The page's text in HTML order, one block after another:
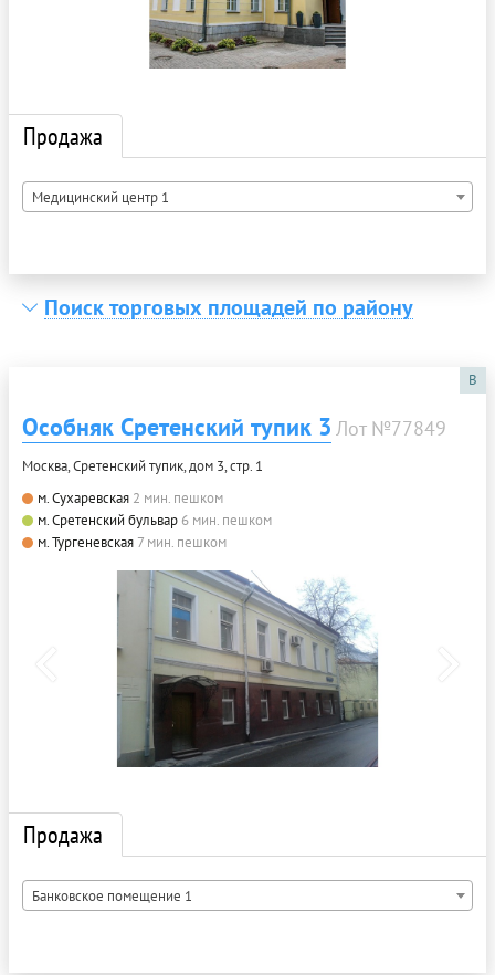
Продажа
Медицинский центр 1
Поиск торговых площадей по району
B
Особняк Сретенский тупик 3 Лот №77849
Москва, Сретенский тупик, дом 3, стр. 1
м. Сухаревская 2 мин. пешком
м. Сретенский бульвар 6 мин. пешком
м. Тургеневская 7 мин. пешком
Продажа
Банковское помещение 1